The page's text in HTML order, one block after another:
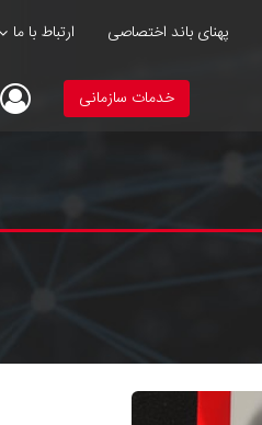
پهنای باند اختصاصی ارتباط با ما
خدمات سازمانی